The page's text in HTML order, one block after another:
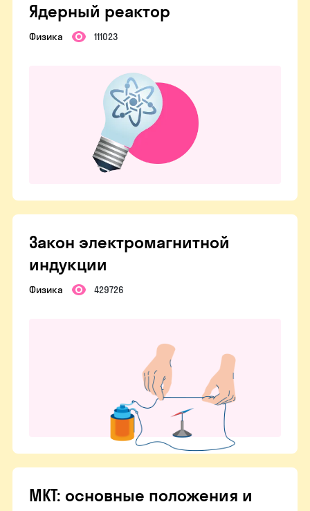
Ядерный реактор
Физика 111023
МКТ: основные положения и
Закон электромагнитной
индукции
Физика 429726